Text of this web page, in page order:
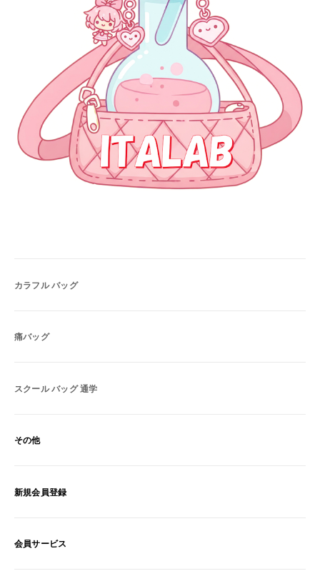
カラフル バッグ
痛バッグ
スクール バッグ 通学
その他
新規会員登録
会員サービス